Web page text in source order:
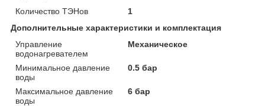
Количество ТЭНов
1
Дополнительные характеристики и комплектация
Управление
водонагревателем
Механическое
Минимальное давление
воды
0.5 бар
Максимальное давление
воды
6 бар